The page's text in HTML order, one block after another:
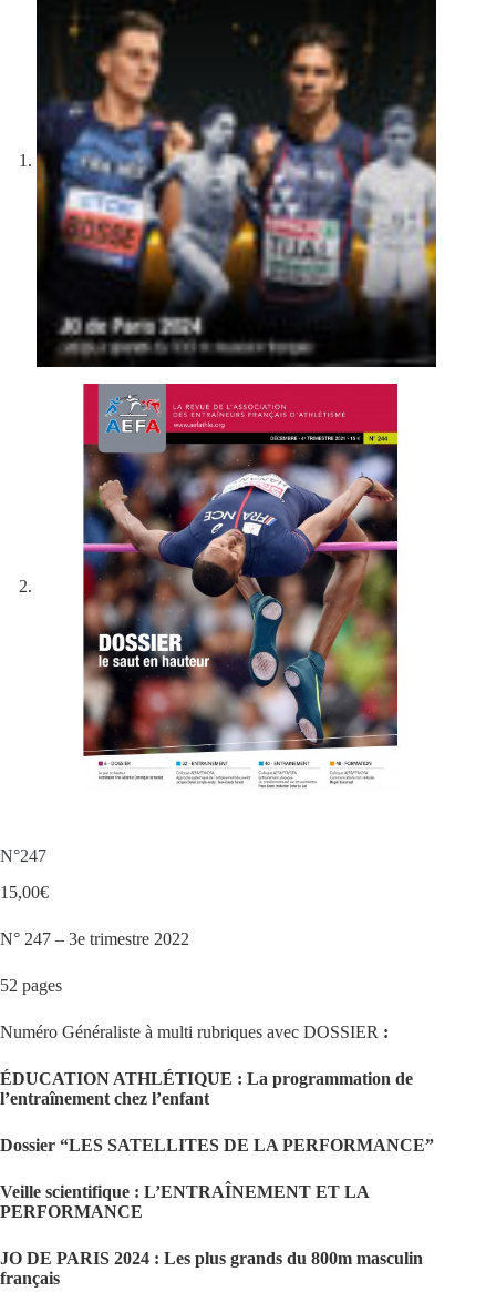
N°247
15,00€
N° 247 – 3e trimestre 2022
52 pages
Numéro Généraliste à multi rubriques avec DOSSIER :
ÉDUCATION ATHLÉTIQUE : La programmation de
l’entraînement chez l’enfant
Dossier “LES SATELLITES DE LA PERFORMANCE”
Veille scientifique : L’ENTRAÎNEMENT ET LA
PERFORMANCE
JO DE PARIS 2024 : Les plus grands du 800m masculin
français